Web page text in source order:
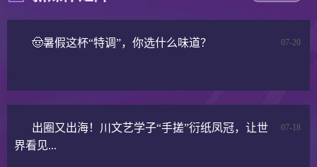
07-20
🤠暑假这杯“特调”，你选什么味道？
07-18
出圈又出海！川文艺学子“手搓”衍纸凤冠，让世
界看见...